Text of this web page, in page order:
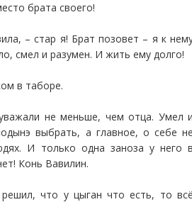
брата своего!
– стар я! Брат позовет – я к
смел и разумен. И жить ему долго!
в таборе.
не меньше, чем отца. Умел
выбрать, а главное, о себе
И только одна заноза у него
Конь Вавилин.
что у цыган что есть, то